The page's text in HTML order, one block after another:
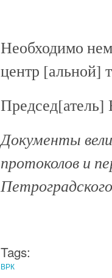
Необходимо
центр [альной]
Документы
протоколов и
Tags:
ВРК